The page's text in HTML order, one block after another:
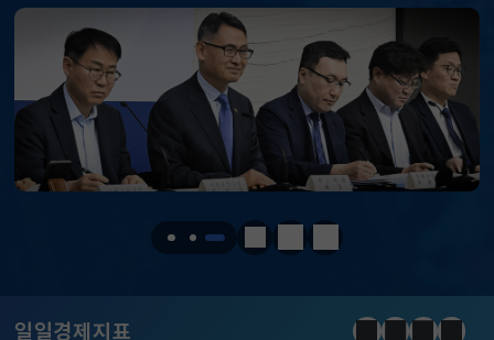
정지 이전 다음
일일경제지표
6258.77 37.61(하락)
KOSDAQ 798.81 2.86(하락)
KOSPI 6258.77 37.61(하락)